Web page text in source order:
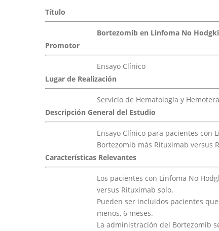
Título
Bortezomib en Linfoma No
Promotor
Ensayo Clínico
Lugar de Realización
Servicio de Hematología y
Descripción General del Estudio
Ensayo Clínico para pacientes con
Bortezomib más Rituximab versus
Características Relevantes
Los pacientes con Linfoma No
versus Rituximab solo.
Pueden ser incluidos pacientes
menos, 6 meses.
La administración del Bortezomib